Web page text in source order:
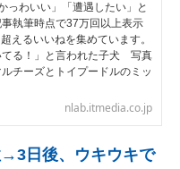
っわいい」「遭遇したい」と
執筆時点で37万回以上表示
えるいいねを集めています。
てる！」と言われた子犬 写真
チーズとトイプードルのミッ
nlab.itmedia.co.jp
日後、ウキウキで